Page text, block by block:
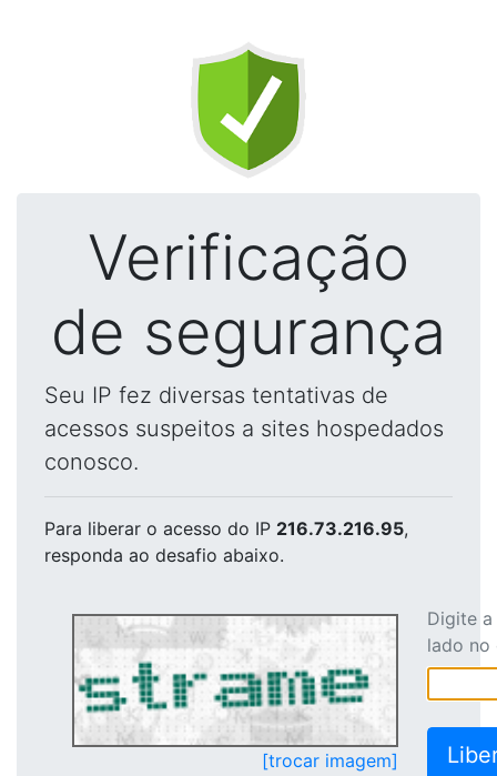
Verificação
de segurança
Seu IP fez diversas tentativas de
acessos suspeitos a sites hospedados
conosco.
Para liberar o acesso do IP 216.73.216.95,
responda ao desafio abaixo.
[trocar imagem]
Digite
lado no